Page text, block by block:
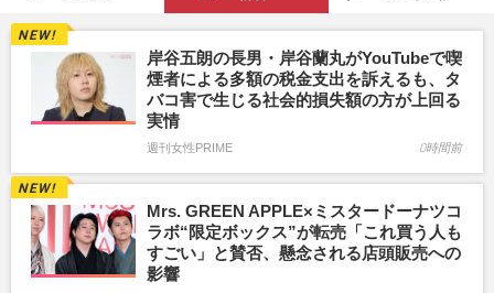
岸谷五朗の長男・岸谷蘭丸がYouTubeで喫
煙者による多額の税金支出を訴えるも、タ
バコ害で生じる社会的損失額の方が上回る
実情
週刊女性PRIME 0時間前
Mrs. GREEN APPLE×ミスタードーナツコ
ラボ“限定ボックス”が転売「これ買う人も
すごい」と賛否、懸念される店頭販売への
影響